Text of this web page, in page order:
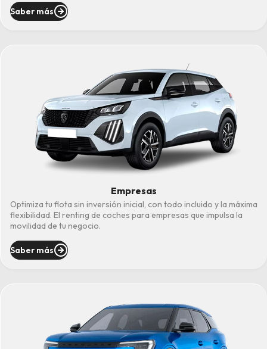
Saber más
Empresas
Optimiza tu flota sin inversión inicial, con todo incluido y la máxima
flexibilidad. El renting de coches para empresas que impulsa la
movilidad de tu negocio.
Saber más